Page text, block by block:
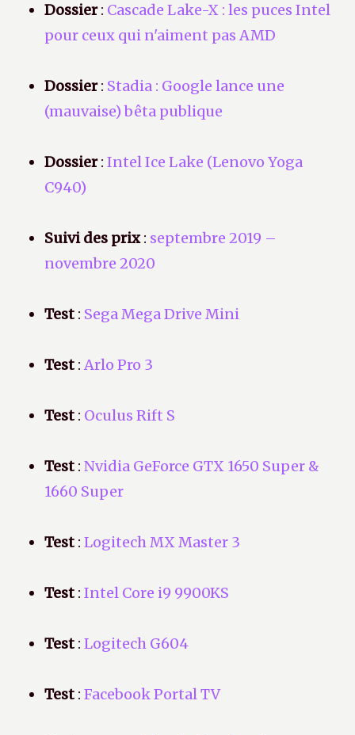
Dossier: Cascade Lake-X : les puces Intel
pour ceux qui n'aiment pas AMD
Dossier: Stadia : Google lance une
(mauvaise) bêta publique
Dossier: Intel Ice Lake (Lenovo Yoga
C940)
Suivi des prix: septembre 2019 –
novembre 2020
Test : Sega Mega Drive Mini
Test : Arlo Pro 3
Test : Oculus Rift S
Test : Nvidia GeForce GTX 1650 Super &
1660 Super
Test : Logitech MX Master 3
Test : Intel Core i9 9900KS
Test : Logitech G604
Test : Facebook Portal TV